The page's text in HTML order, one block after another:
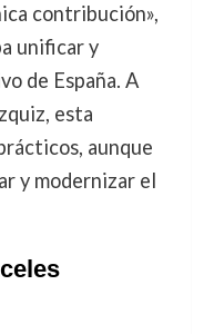
contribución»,
unificar y
de España. A
esta
aunque
y modernizar el